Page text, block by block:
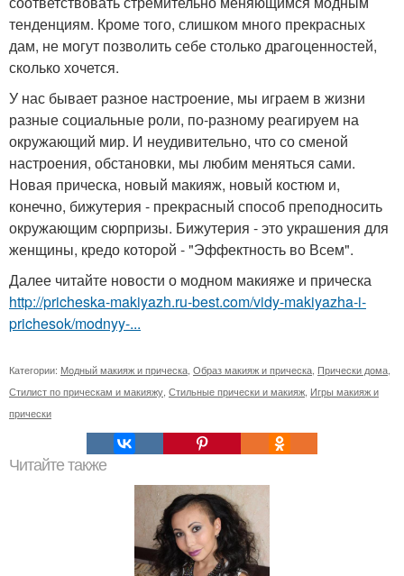
тенденциям. Кроме того, слишком много прекрасных
дам, не могут позволить себе столько драгоценностей,
сколько хочется.
У нас бывает разное настроение, мы играем в жизни
разные социальные роли, по-разному реагируем на
окружающий мир. И неудивительно, что со сменой
настроения, обстановки, мы любим меняться сами.
Новая прическа, новый макияж, новый костюм и,
конечно, бижутерия - прекрасный способ преподносить
окружающим сюрпризы. Бижутерия - это украшения для
женщины, кредо которой - "Эффектность во Всем".
Далее читайте новости о модном макияже и прическа
http://pricheska-makiyazh.ru-best.com/vidy-makiyazha-i-
prichesok/modnyy-...
Категории: Модный макияж и прическа Образ макияж и прическа Прически дома
Стилист по прическам и макияжу Стильные прически и макияж Игры макияж и
прически
Читайте также